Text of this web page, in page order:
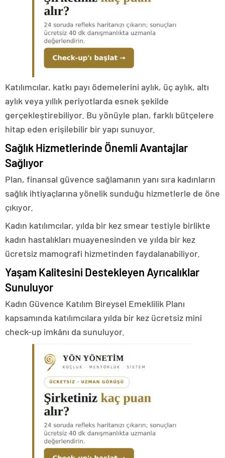
Katılımcılar, katkı payı ödemelerini aylık, üç aylık, altı
aylık veya yıllık periyotlarda esnek şekilde
gerçekleştirebiliyor. Bu yönüyle plan, farklı bütçelere
hitap eden erişilebilir bir yapı sunuyor.
Sağlık Hizmetlerinde Önemli Avantajlar
Sağlıyor
Plan, finansal güvence sağlamanın yanı sıra kadınların
sağlık ihtiyaçlarına yönelik sunduğu hizmetlerle de öne
çıkıyor.
Kadın katılımcılar, yılda bir kez smear testiyle birlikte
kadın hastalıkları muayenesinden ve yılda bir kez
ücretsiz mamografi hizmetinden faydalanabiliyor.
Yaşam Kalitesini Destekleyen Ayrıcalıklar
Sunuluyor
Kadın Güvence Katılım Bireysel Emeklilik Planı
kapsamında katılımcılara yılda bir kez ücretsiz mini
check-up imkânı da sunuluyor.